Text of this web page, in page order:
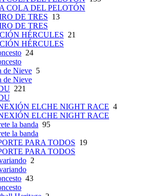
COLA DEL PELOTÓN
DE TRES 13
DE TRES
HÉRCULES 21
HÉRCULES
24
de Nieve 5
de Nieve
221
ELCHE NIGHT RACE 4
ELCHE NIGHT RACE
la banda 95
la banda
PARA TODOS 19
PARA TODOS
2
43